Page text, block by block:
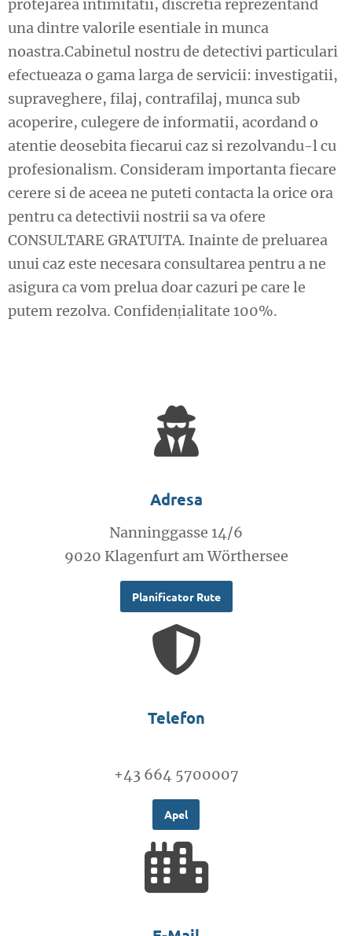
protejarea intimitatii, discretia reprezentand
una dintre valorile esentiale in munca
noastra.Cabinetul nostru de detectivi particulari
efectueaza o gama larga de servicii: investigatii,
supraveghere, filaj, contrafilaj, munca sub
acoperire, culegere de informatii, acordand o
atentie deosebita fiecarui caz si rezolvandu-l cu
profesionalism. Consideram importanta fiecare
cerere si de aceea ne puteti contacta la orice ora
pentru ca detectivii nostrii sa va ofere
CONSULTARE GRATUITA. Inainte de preluarea
unui caz este necesara consultarea pentru a ne
asigura ca vom prelua doar cazuri pe care le
putem rezolva. Confidențialitate 100%.
Adresa
Nanninggasse 14/6
9020 Klagenfurt am Wörthersee
Planificator Rute
Telefon
+43 664 5700007
Apel